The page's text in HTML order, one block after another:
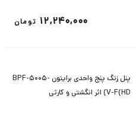
12,240,000 تومان
پنل زنگ پنج واحدی برایتون BPF-5005-
V-F(HD) اثر انگشتی و کارتی